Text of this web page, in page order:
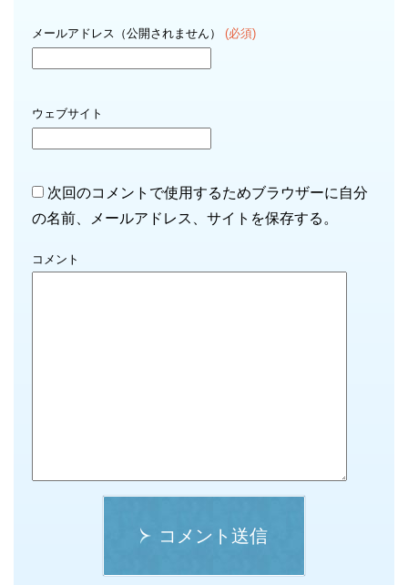
メールアドレス（公開されません） (必須)
ウェブサイト
次回のコメントで使用するためブラウザーに自分
の名前、メールアドレス、サイトを保存する。
コメント
コメント送信